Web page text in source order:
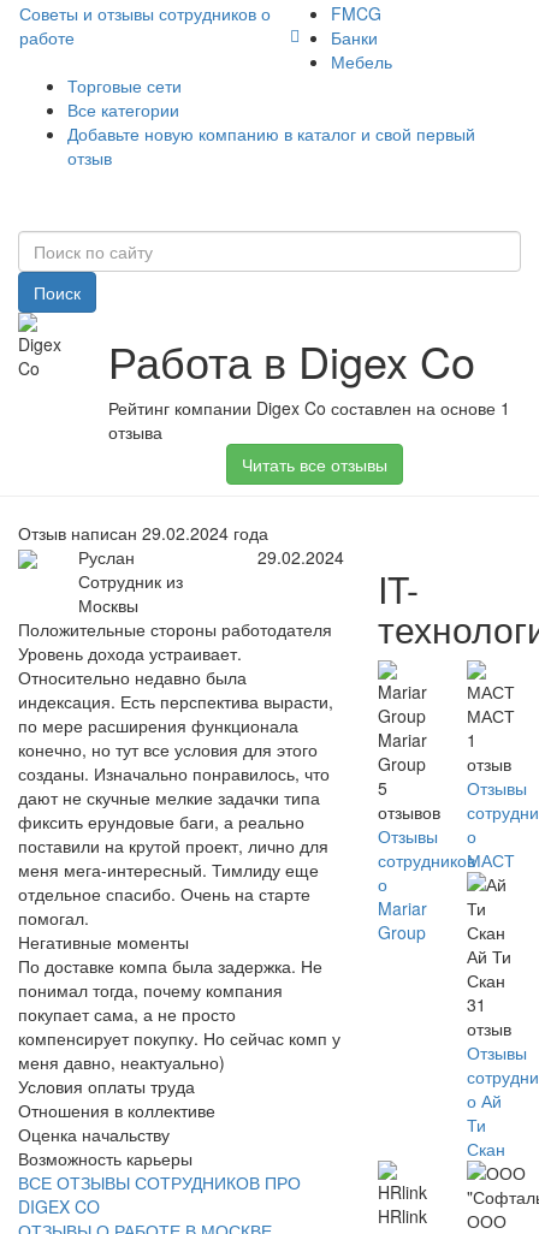
Советы и отзывы сотрудников о
работе
FMCG
Банки
Мебель
Торговые сети
Все категории
Добавьте новую компанию в каталог и свой первый
отзыв
Поиск
Работа в Digex Co
Рейтинг компании Digex Co составлен на основе 1
отзыва
Читать все отзывы
Отзыв написан 29.02.2024 года
Руслан
Сотрудник из
Москвы
29.02.2024
Положительные стороны работодателя
Уровень дохода устраивает.
Относительно недавно была
индексация. Есть перспектива вырасти,
по мере расширения функционала
конечно, но тут все условия для этого
созданы. Изначально понравилось, что
дают не скучные мелкие задачки типа
фиксить ерундовые баги, а реально
поставили на крутой проект, лично для
меня мега-интересный. Тимлиду еще
отдельное спасибо. Очень на старте
помогал.
Негативные моменты
По доставке компа была задержка. Не
понимал тогда, почему компания
покупает сама, а не просто
компенсирует покупку. Но сейчас комп у
меня давно, неактуально)
Условия оплаты труда
Отношения в коллективе
Оценка начальству
Возможность карьеры
ВСЕ ОТЗЫВЫ СОТРУДНИКОВ ПРО
DIGEX CO
IT-
Mariar
Group
5
отзывов
Отзывы
сотрудников
о
Mariar
Group
МАСТ
1
отзыв
Отзывы
о
МАСТ
Ай Ти
Скан
31
отзыв
Отзывы
о Ай
Ти
Скан
HRlink
ООО